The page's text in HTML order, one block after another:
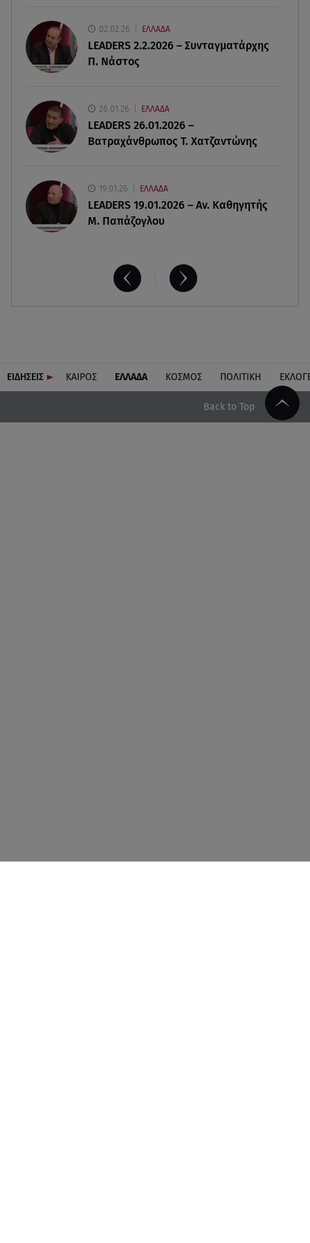
Στην παραλία η Αποστολία Ζώη: «Γεμάτη
αλμύρα»
για τα 2.500.000 ευρώ
02.02.26 ΕΛΛΑΔΑ
LEADERS 2.2.2026 – Συνταγματάρχης
Π. Νάστος
26.01.26 ΕΛΛΑΔΑ
LEADERS 26.01.2026 –
Βατραχάνθρωπος Τ. Χατζαντώνης
19.01.26 ΕΛΛΑΔΑ
LEADERS 19.01.2026 – Αν. Καθηγητής
Μ. Παπάζογλου
ΕΙΔΗΣΕΙΣ ΚΑΙΡΟΣ ΕΛΛΑΔΑ ΚΟΣΜΟΣ ΠΟΛΙΤΙΚΗ
Back to Top